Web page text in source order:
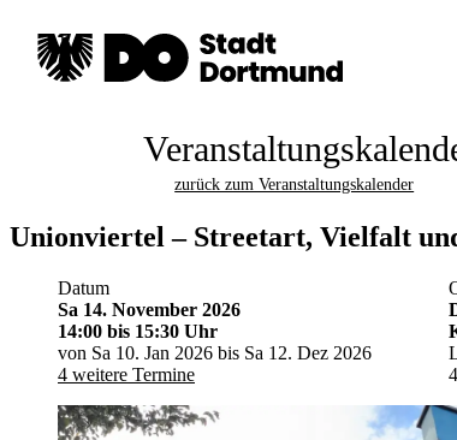
zurück zum Veranstaltungskalender
Unionviertel – Streetart, Vielfalt
Datum
Sa 14. November 2026
14:00 bis 15:30 Uhr
von Sa 10. Jan 2026 bis Sa 12. Dez 2026
4 weitere Termine